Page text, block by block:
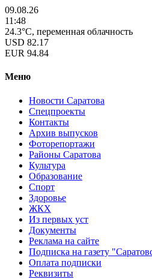
09.08.26
11:48
24.3°C, переменная облачность
USD 82.17
EUR 94.84
Меню
Новости Саратова
Спецпроекты
Контакты
Архив выпусков
Фоторепортажи
Районы Саратова
Культура
Образование
Спорт
Здоровье
ЖКХ
Из пеpвых уст
Документы
Реклама на сайте
Подписка на газету
Оплата подписки
Реквизиты